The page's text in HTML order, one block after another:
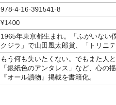
978-4-16-391541-8
¥1400
1965年東京都生まれ。「ふがいない
クジラ」で山田風太郎賞、「トリニ
もう何も失いたくない。でもまた人
「銀紙色のアンタレス」など、心の
『オール讀物』掲載を書籍化。